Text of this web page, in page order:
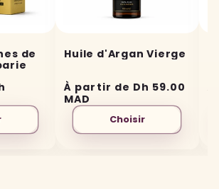
de
Huile d'Argan Vierge
Prix
habituel
À partir de Dh 59.00
MAD
Choisir